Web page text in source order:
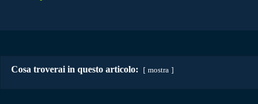
Cosa troverai in questo articolo: mostra